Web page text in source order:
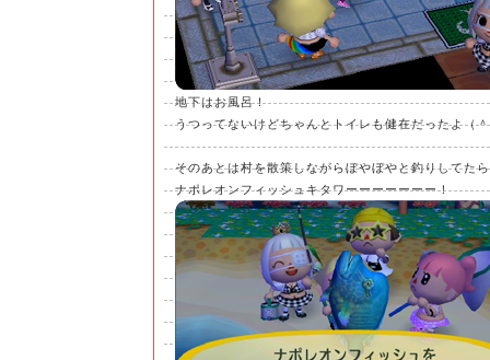
地下はお風呂！
うつってないけどちゃんとトイレも健在だったよ（
そのあとは村を散策しながらぼやぼやと釣りしてた
ナポレオンフィッシュキタワーーーーーーー！